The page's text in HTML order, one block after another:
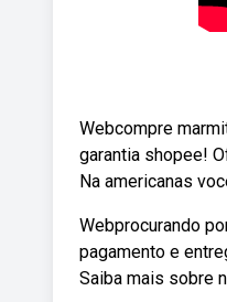
Webcompre
garantia shopee!
Na americanas
Webprocurando
pagamento e
Saiba mais sobre